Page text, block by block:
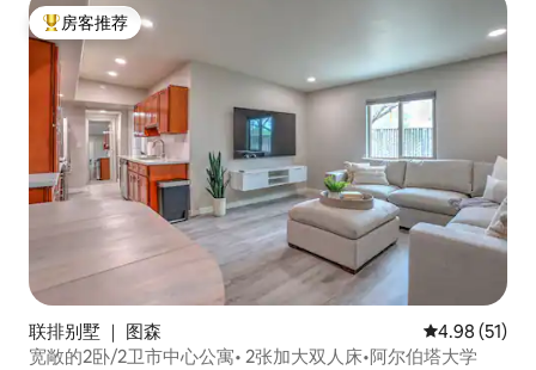
热门「房客推荐」
房客推荐
联排别墅 ｜ 图森 平均评分
4.98 (51)
宽敞的2卧/2卫市中心公寓• 2张加大双人床•阿尔伯塔大学